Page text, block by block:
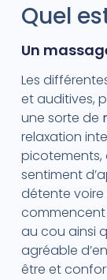
Quel
Un
Les
et auditives,
une sorte de
relaxation
picotements,
sentiment
détente voire
commencent
au cou ainsi
agréable
être et